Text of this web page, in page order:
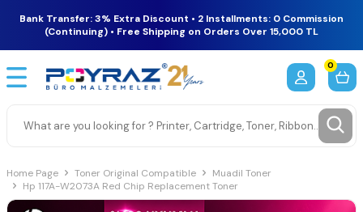
Bank Transfer: 3% Extra Discount • 2 Installments: 0 Commission
(Continuing) • Free Shipping on Orders Over 15,000 TL
0
Home Page Toner Original Compatible
Muadil Toner
Hp 117A-W2073A Red Chip Replacement Toner